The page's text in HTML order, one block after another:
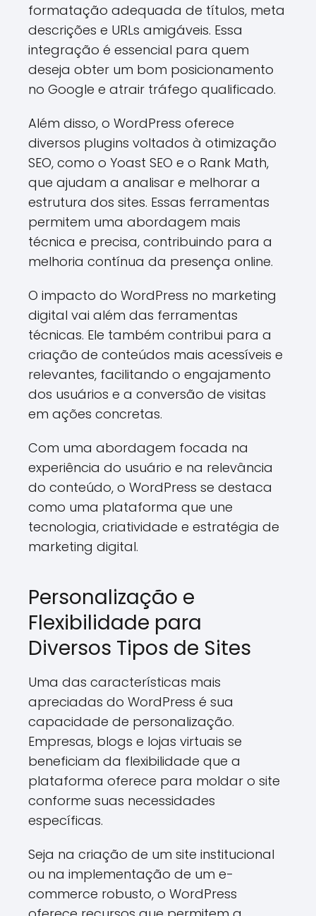
formatação adequada de títulos, meta
descrições e URLs amigáveis. Essa
integração é essencial para quem
deseja obter um bom posicionamento
no Google e atrair tráfego qualificado.
Além disso, o WordPress oferece
diversos plugins voltados à otimização
SEO, como o Yoast SEO e o Rank Math,
que ajudam a analisar e melhorar a
estrutura dos sites. Essas ferramentas
permitem uma abordagem mais
técnica e precisa, contribuindo para a
melhoria contínua da presença online.
O impacto do WordPress no marketing
digital vai além das ferramentas
técnicas. Ele também contribui para a
criação de conteúdos mais acessíveis e
relevantes, facilitando o engajamento
dos usuários e a conversão de visitas
em ações concretas.
Com uma abordagem focada na
experiência do usuário e na relevância
do conteúdo, o WordPress se destaca
como uma plataforma que une
tecnologia, criatividade e estratégia de
marketing digital.
Personalização e
Flexibilidade para
Diversos Tipos de Sites
Uma das características mais
apreciadas do WordPress é sua
capacidade de personalização.
Empresas, blogs e lojas virtuais se
beneficiam da flexibilidade que a
plataforma oferece para moldar o site
conforme suas necessidades
específicas.
Seja na criação de um site institucional
ou na implementação de um e-
commerce robusto, o WordPress